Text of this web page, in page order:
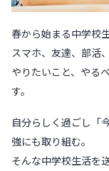
春から始まる中学校生
スマホ、友達、部活
やりたいこと、やる
す。
自分らしく過ごし「
強にも取り組む。
そんな中学校生活を